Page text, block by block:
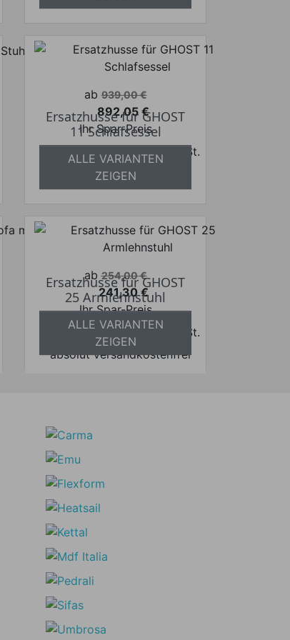
Verkaufspreis
ab 939,00 €
Preis
892,05 €
Ihr Spar-Preis
Preise inkl. ges. MwSt.
absolut versandkostenfrei
Ersatzhusse für GHOST
11 Schlafsessel
ALLE VARIANTEN
ZEIGEN
Verkaufspreis
ab 254,00 €
Preis
241,30 €
Ihr Spar-Preis
Preise inkl. ges. MwSt.
absolut versandkostenfrei
Ersatzhusse für GHOST
25 Armlehnstuhl
ALLE VARIANTEN
ZEIGEN